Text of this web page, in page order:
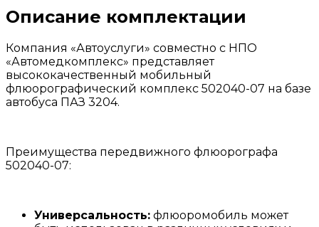
Описание комплектации
Компания «Автоуслуги» совместно с НПО
«Автомедкомплекс» представляет
высококачественный мобильный
флюорографический комплекс 502040-07 на базе
автобуса ПАЗ 3204.
Преимущества передвижного флюорографа
502040-07:
Универсальность: флюоромобиль может